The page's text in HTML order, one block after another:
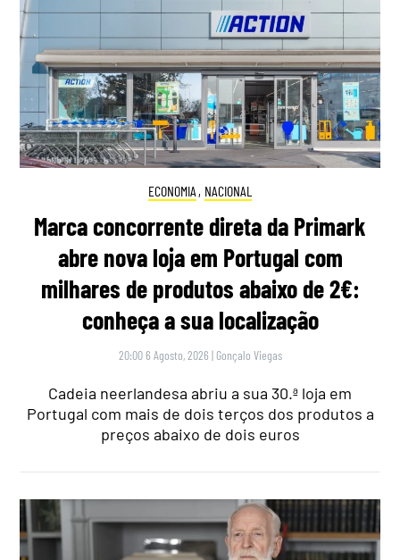
ECONOMIA , NACIONAL
Marca concorrente direta da Primark
abre nova loja em Portugal com
milhares de produtos abaixo de 2€:
conheça a sua localização
20:00 6 Agosto, 2026 | Gonçalo Viegas
Cadeia neerlandesa abriu a sua 30.ª loja em
Portugal com mais de dois terços dos produtos a
preços abaixo de dois euros